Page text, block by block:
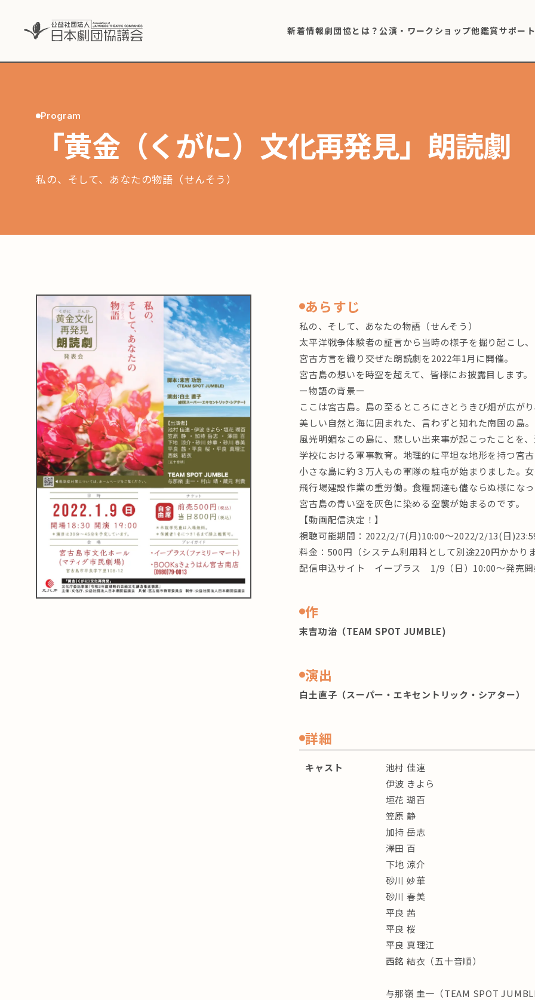
新着情報劇団協とは？ 公演・ワークショップ他鑑賞サポー
Program
「黄金（くがに）文化再発見」朗読劇
私の、そして、あなたの物語（せんそう）
あらすじ
私の、そして、あなたの物語（せんそう）
太平洋戦争体験者の証言から当時の様子を掘り起こし、
宮古方言を織り交ぜた朗読劇を2022年1月に開催。
宮古島の想いを時空を超えて、皆様にお披露目します。
ー物語の背景ー
ここは宮古島。島の至るところにさとうきび畑が広が
美しい自然と海に囲まれた、言わずと知れた南国の島。
風光明媚なこの島に、悲しい出来事が起こったことを
学校における軍事教育。地理的に平坦な地形を持つ宮
小さな島に約３万人もの軍隊の駐屯が始まりました。
飛行場建設作業の重労働。食糧調達も儘ならぬ様になっ
宮古島の青い空を灰色に染める空襲が始まるのです。
【動画配信決定！】
視聴可能期間：2022/2/7(月)10:00〜2022/2/13(日
料金：500円（システム利用料として別途220円かかりま
配信申込サイト イープラス 1/9（日）10:00～発売
作
末吉功治（TEAM SPOT JUMBLE)
演出
白土直子（スーパー・エキセントリック・シアター）
詳細
キャスト
池村 佳連
伊波 きよら
垣花 瑚百
笠原 静
加持 岳志
澤田 百
下地 涼介
砂川 妙華
砂川 春美
平良 茜
平良 桜
平良 真理江
西銘 結衣（五十音順）
与那嶺 圭一（TEAM SPOT